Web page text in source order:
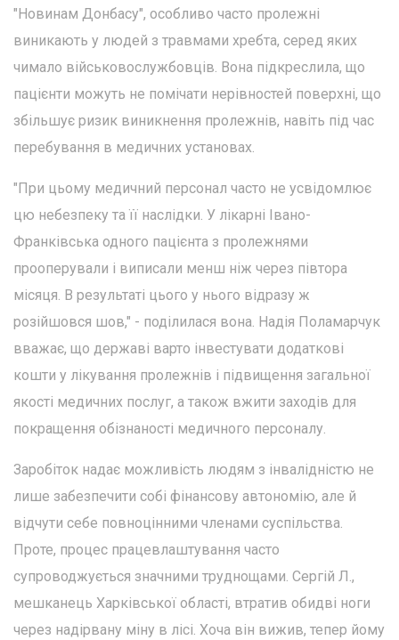
"Новинам Донбасу", особливо часто пролежні
виникають у людей з травмами хребта, серед яких
чимало військовослужбовців. Вона підкреслила, що
пацієнти можуть не помічати нерівностей поверхні, що
збільшує ризик виникнення пролежнів, навіть під час
перебування в медичних установах.
"При цьому медичний персонал часто не усвідомлює
цю небезпеку та її наслідки. У лікарні Івано-
Франківська одного пацієнта з пролежнями
прооперували і виписали менш ніж через півтора
місяця. В результаті цього у нього відразу ж
розійшовся шов," - поділилася вона. Надія Поламарчук
вважає, що державі варто інвестувати додаткові
кошти у лікування пролежнів і підвищення загальної
якості медичних послуг, а також вжити заходів для
покращення обізнаності медичного персоналу.
Заробіток надає можливість людям з інвалідністю не
лише забезпечити собі фінансову автономію, але й
відчути себе повноцінними членами суспільства.
Проте, процес працевлаштування часто
супроводжується значними труднощами. Сергій Л.,
мешканець Харківської області, втратив обидві ноги
через надірвану міну в лісі. Хоча він вижив, тепер йому